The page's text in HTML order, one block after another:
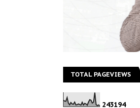
TOTAL PAGEVIEWS
243194